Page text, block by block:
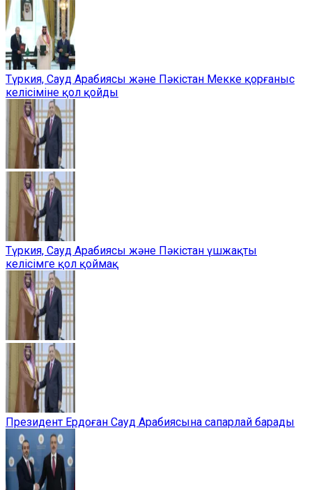
Түркия, Сауд Арабиясы және Пәкістан Мекке қорғаныс
келісіміне қол қойды
Түркия, Сауд Арабиясы және Пәкістан үшжақты
келісімге қол қоймақ
Президент Ердоған Сауд Арабиясына сапарлай барады